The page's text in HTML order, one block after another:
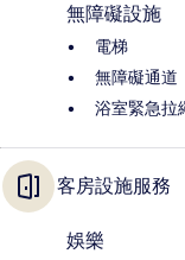
無障礙設施
電梯
無障礙通道
浴室緊急拉
客房設施服務
娛樂